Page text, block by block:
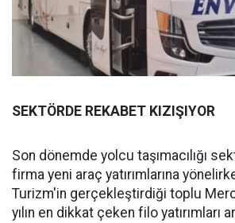
SEKTÖRDE REKABET KIZIŞIYOR
Son dönemde yolcu taşımacılığı
firma yeni araç yatırımlarına
Turizm'in gerçekleştirdiği toplu
yılın en dikkat çeken filo yatırımları